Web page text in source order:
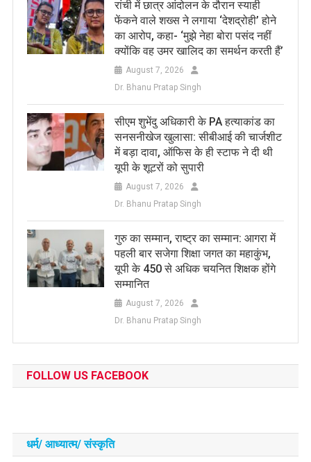
रांची में छात्र आंदोलन के दौरान स्याही
फेंकने वाले शख्स ने लगाया ‘देशद्रोही’ होने
का आरोप, कहा- ‘मुझे नेहा बोरा पसंद नहीं
क्योंकि वह उमर खालिद का समर्थन करती हैं’
August 7, 2026
Dr. Bhanu Pratap Singh
सीएम शुभेंदु अधिकारी के PA हत्याकांड का
सनसनीखेज खुलासा: सीबीआई की चार्जशीट
में बड़ा दावा, ऑफिस के ही स्टाफ ने दी थी
यूपी के शूटरों को सुपारी
August 7, 2026
Dr. Bhanu Pratap Singh
​गुरु का सम्मान, राष्ट्र का सम्मान: आगरा में
पहली बार सजेगा शिक्षा जगत का महाकुंभ,
यूपी के 450 से अधिक चयनित शिक्षक होंगे
सम्मानित
August 7, 2026
Dr. Bhanu Pratap Singh
FOLLOW US FACEBOOK
धर्म/ आध्‍यात्‍म/ संस्‍कृति